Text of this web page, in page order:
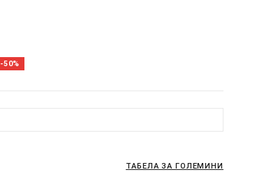
-50%
ТАБЕЛА ЗА ГОЛЕМИНИ